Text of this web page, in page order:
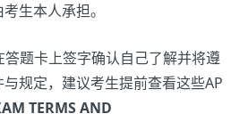
生本人承担。
题卡上签字确认自己了解并将遵
规定，建议考生提前查看这些AP
TERMS AND